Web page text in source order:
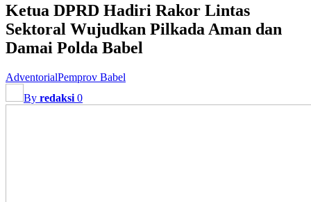
Ketua DPRD Hadiri Rakor Lintas
Sektoral Wujudkan Pilkada Aman dan
Damai Polda Babel
AdventorialPemprov Babel
By redaksi 0